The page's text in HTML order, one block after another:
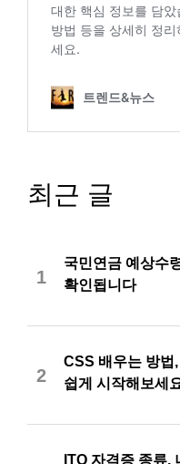
최근 글
1
국민연금 예상수
확인됩니다
2
CSS 배우는 방법
쉽게 시작해보세
ITQ 자격증 종류,